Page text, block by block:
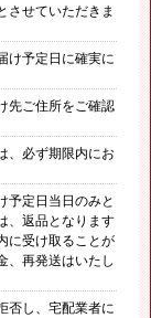
させていただきま
け予定日に確実に
先ご住所をご確認
、必ず期限内にお
予定日当日のみと
、返品となります
に受け取ることが
、再発送はいたし
否し、宅配業者に